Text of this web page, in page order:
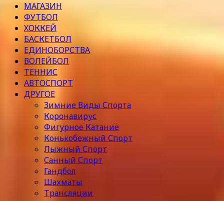
МАГАЗИН
ФУТБОЛ
ХОККЕЙ
БАСКЕТБОЛ
ЕДИНОБОРСТВА
ВОЛЕЙБОЛ
ТЕННИС
АВТОСПОРТ
ДРУГОЕ
Зимние Виды Спорта
Коронавирус
Фигурное Катание
Конькобежный Спорт
Лыжный Спорт
Санный Спорт
Гандбол
Шахматы
Трансляции